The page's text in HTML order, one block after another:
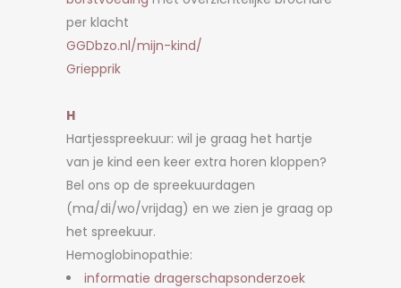
per klacht
GGDbzo.nl/mijn-kind/
Griepprik
H
Hartjesspreekuur: wil je graag het hartje
van je kind een keer extra horen kloppen?
Bel ons op de spreekuurdagen
(ma/di/wo/vrijdag) en we zien je graag op
het spreekuur.
Hemoglobinopathie:
informatie dragerschapsonderzoek